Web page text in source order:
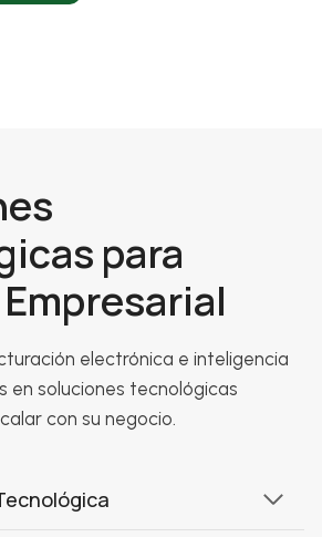
para
electrónica e inteligencia
en soluciones tecnológicas
con su negocio.